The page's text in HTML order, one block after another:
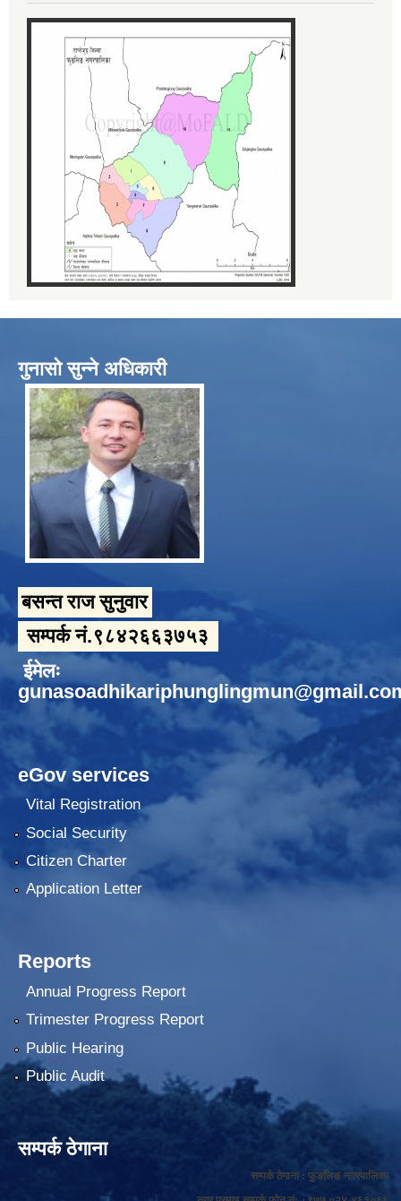
गुनासो सुन्ने अधिकारी
बसन्त राज सुनुवार
सम्पर्क नं.९८४२६६३७५३
ईमेलः
eGov services
Vital Registration
Social Security
Citizen Charter
Application Letter
Reports
Annual Progress Report
Trimester Progress Report
Public Hearing
Public Audit
सम्पर्क ठेगाना
सम्पर्क ठेगाना : फुङलिङ नगरपालिका